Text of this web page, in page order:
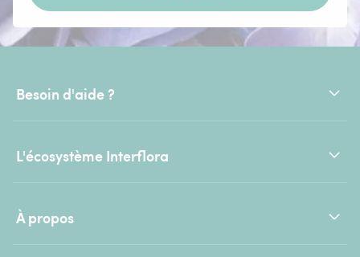
Besoin d'aide ?
L'écosystème Interflora
À propos